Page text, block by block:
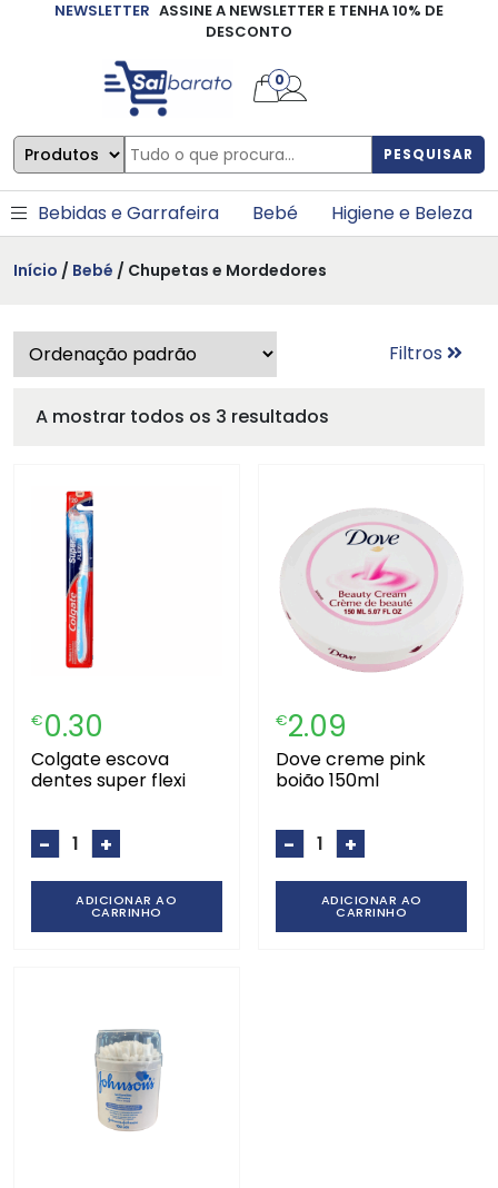
NEWSLETTER ASSINE A NEWSLETTER E TENHA 10% DE
DESCONTO
PESQUISAR
0
Bebidas e Garrafeira Bebé Higiene e Beleza
Início / Bebé / Chupetas e Mordedores
Filtros
A mostrar todos os 3 resultados
€0.30
colgate escova
dentes super flexi
- +
ADICIONAR AO
CARRINHO
€2.09
dove creme pink
boião 150ml
- +
ADICIONAR AO
CARRINHO